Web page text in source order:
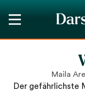
Maila
Der gefährlichste